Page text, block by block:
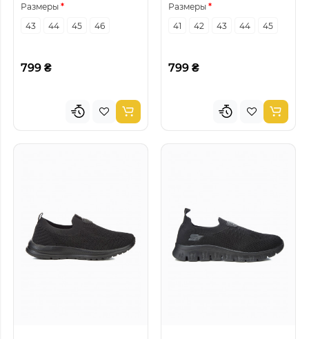
Размеры
43
44 45 46
799 ₴
Размеры
41
42 43 44 45
799 ₴